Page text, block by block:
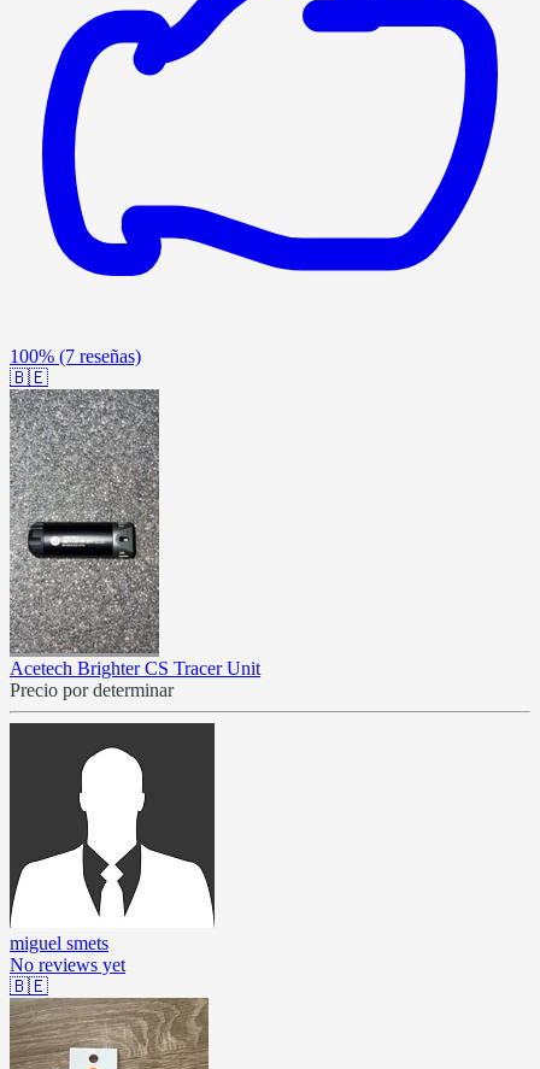
100% (7 reseñas)
🇧🇪
Acetech Brighter CS Tracer Unit
Precio por determinar
miguel smets
No reviews yet
🇧🇪